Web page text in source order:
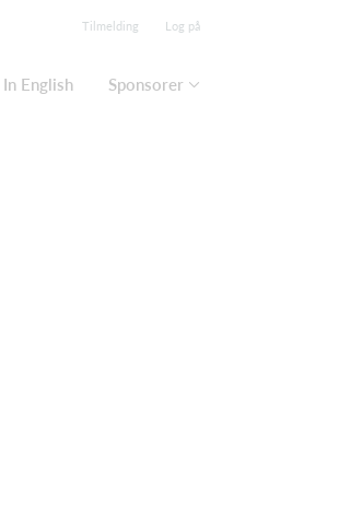
Tilmelding Log på
In English Sponsorer